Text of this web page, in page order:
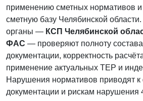
применению сметных нормативов
сметную базу Челябинской
органы — КСП Челябинской
ФАС — проверяют полноту
документации, корректность
применение актуальных ТЕР и
Нарушения нормативов приводят к
документации и рискам нарушения